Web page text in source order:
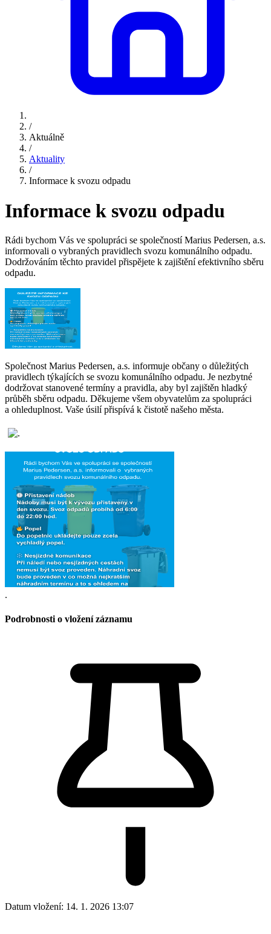
/
Aktuálně
/
Aktuality
/
Informace k svozu odpadu
Informace k svozu odpadu
Rádi bychom Vás ve spolupráci se společností Marius Pedersen, a.s.
informovali o vybraných pravidlech svozu komunálního odpadu.
Dodržováním těchto pravidel přispějete k zajištění efektivního sběru
odpadu.
Společnost Marius Pedersen, a.s. informuje občany o důležitých
pravidlech týkajících se svozu komunálního odpadu. Je nezbytné
dodržovat stanovené termíny a pravidla, aby byl zajištěn hladký
průběh sběru odpadu. Děkujeme všem obyvatelům za spolupráci
a ohleduplnost. Vaše úsilí přispívá k čistotě našeho města.
.
Podrobnosti o vložení záznamu
Datum vložení: 14. 1. 2026 13:07